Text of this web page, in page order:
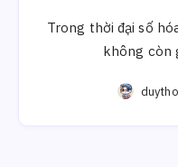
Trong thời đại số
không còn